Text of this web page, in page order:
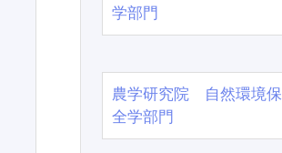
学部門
農学研究院 自然環境保
全学部門